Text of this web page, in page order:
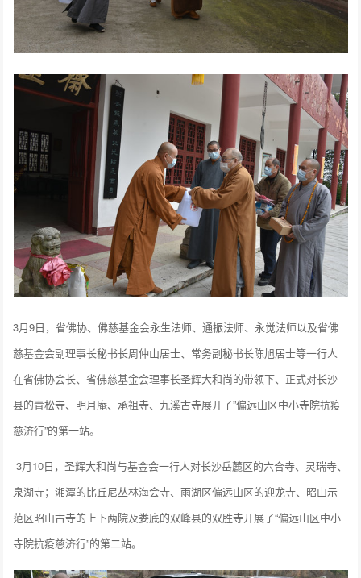
3月9日，省佛协、佛慈基金会永生法师、通振法师、永觉法师以及省佛
慈基金会副理事长秘书长周仲山居士、常务副秘书长陈旭居士等一行人
在省佛协会长、省佛慈基金会理事长圣辉大和尚的带领下、正式对长沙
县的青松寺、明月庵、承祖寺、九溪古寺展开了”偏远山区中小寺院抗疫
慈济行”的第一站。
3月10日，圣辉大和尚与基金会一行人对长沙岳麓区的六合寺、灵瑞寺、
泉湖寺；湘潭的比丘尼丛林海会寺、雨湖区偏远山区的迎龙寺、昭山示
范区昭山古寺的上下两院及娄底的双峰县的双胜寺开展了“偏远山区中小
寺院抗疫慈济行”的第二站。